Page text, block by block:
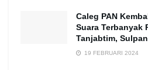
Caleg PAN
Suara Terbanyak
Tanjabtim,
19 FEBRUARI 2024